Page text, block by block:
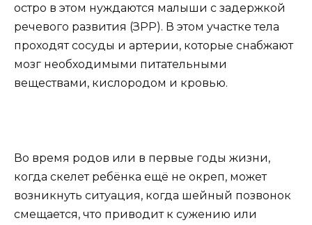
остро в этом нуждаются малыши с задержкой
речевого развития (ЗРР). В этом участке тела
проходят сосуды и артерии, которые снабжают
мозг необходимыми питательными
веществами, кислородом и кровью.
Во время родов или в первые годы жизни,
когда скелет ребёнка ещё не окреп, может
возникнуть ситуация, когда шейный позвонок
смещается, что приводит к сужению или